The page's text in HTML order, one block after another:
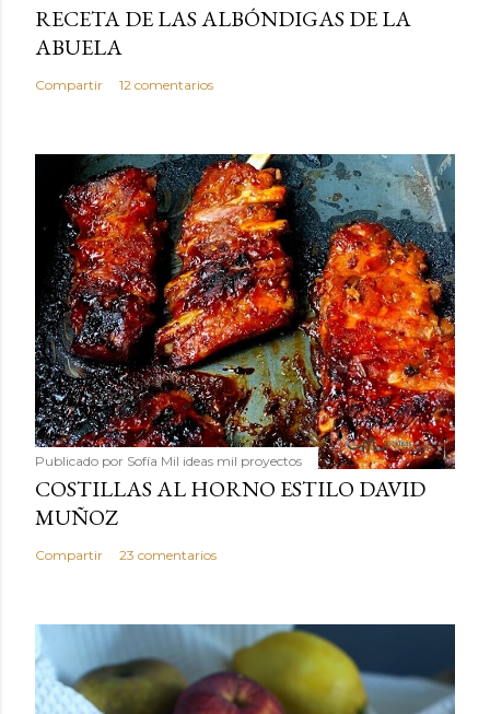
RECETA DE LAS ALBÓNDIGAS DE LA
ABUELA
Compartir 12 comentarios
Publicado por Sofía Mil ideas mil proyectos
COSTILLAS AL HORNO ESTILO DAVID
MUÑOZ
Compartir 23 comentarios